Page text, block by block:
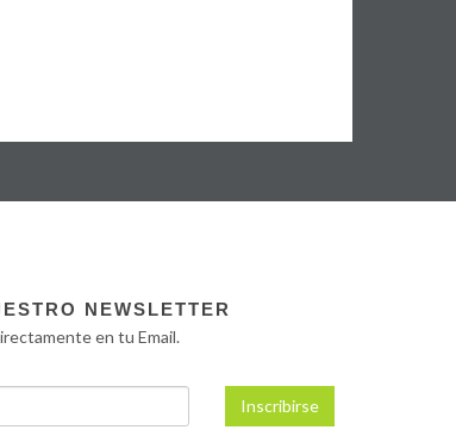
NEWSLETTER
en tu Email.
Inscribirse